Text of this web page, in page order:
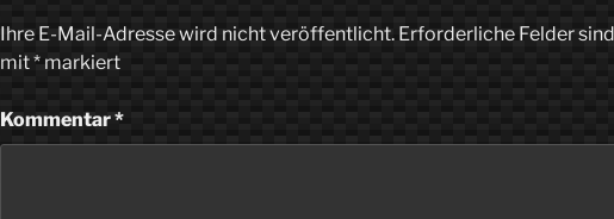
Ihre E-Mail-Adresse wird nicht veröffentlicht. Erforderliche Felder sind
mit* markiert
Kommentar*